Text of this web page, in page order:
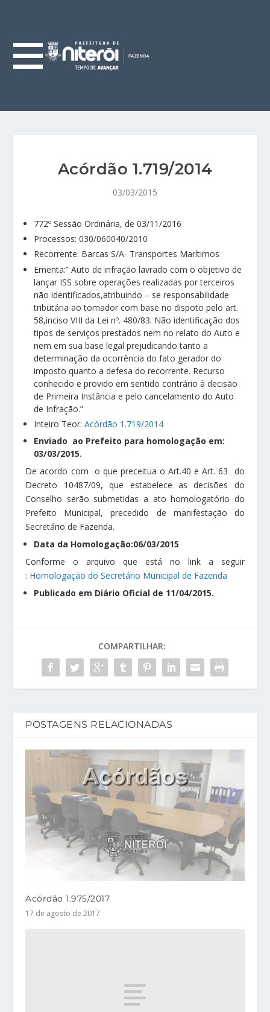
Acórdão 1.719/2014
03/03/2015
772º Sessão Ordinária, de 03/11/2016
Processos: 030/060040/2010
Recorrente: Barcas S/A- Transportes Marítimos
Ementa:” Auto de infração lavrado com o objetivo de
lançar ISS sobre operações realizadas por terceiros
não identificados,atribuindo – se responsabilidade
tributária ao tomador com base no dispoto pelo art.
58,inciso VIII da Lei nº. 480/83. Não identificação dos
tipos de serviços prestados nem no relato do Auto e
nem em sua base legal prejudicando tanto a
determinação da ocorrência do fato gerador do
imposto quanto a defesa do recorrente. Recurso
conhecido e provido em sentido contrário à decisão
de Primeira Instância e pelo cancelamento do Auto
de Infração.”
Inteiro Teor:Acórdão 1.719/2014
Enviado ao Prefeito para homologação em:
03/03/2015.
De acordo com o que preceitua o Art.40 e Art. 63 do
Decreto 10487/09, que estabelece as decisões do
Conselho serão submetidas a ato homologatório do
Prefeito Municipal, precedido de manifestação do
Secretário de Fazenda.
Data da Homologação:06/03/2015
Conforme o arquivo que está no link a seguir
: Homologação do Secretário Municipal de Fazenda
Publicado em Diário Oficial de 11/04/2015.
COMPARTILHAR:
POSTAGENS RELACIONADAS
Acórdão 1.975/2017
17 de agosto de 2017